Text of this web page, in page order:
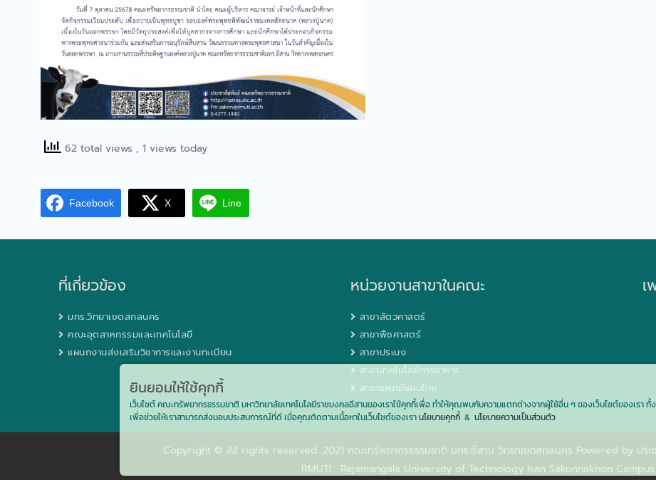
ยินยอมให้ใช้คุกกี้
เว็บไซต์ คณะทรัพยากรธรรมชาติ มหาวิทยาลัยเทคโนโลยีราชมงคลอีสานของเราใช้คุกกี้เพื่อ ทำให้คุณพบกับความแตกต่างจากผู้ใช้อื่น ๆ ของเว็บไซต์ของเรา ทั้
เพื่อช่วยให้เราสามารถส่งมอบประสบการณ์ที่ดี เมื่อคุณติดตามเนื้อหาในเว็บไซต์ของเรานโยบายคุกกี้ & นโยบายความเป็นส่วนตัว
62 total views , 1 views today
Facebook X Line
ที่เกี่ยวข้อง
มทร.วิทยาเขตสกลนคร
คณะอุตสาหกรรมและเทคโนโลยี
แผนกงานส่งเสริมวิชาการและงานทะเบียน
หน่วยงานสาขาในคณะ
สาขาสัตวศาสตร์
สาขาพืชศาสตร์
สาขาประมง
สาขาเทคโนโลยีการอาหาร
สาขาแพทย์แผนไทย
เ
Copyright © All rights reserved. 2021 คณะทรัพยากรธรรมชาติ มทร.อีสาน วิทยาเขตสกลนคร Powered by ปร
RMUTI : Rajamangala University of Technology Isan Sakonnakhon Campus.